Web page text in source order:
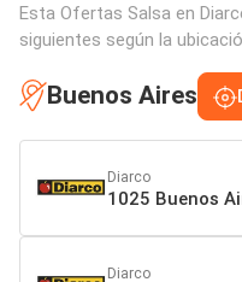
Esta Ofertas Salsa en
siguientes según la
Buenos Aires
Diarco
1025 Buenos
Diarco